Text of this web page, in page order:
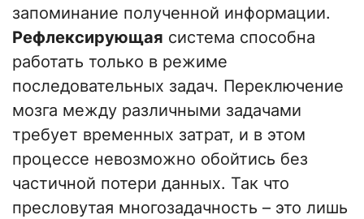
запоминание полученной информации.
Рефлексирующая система способна
работать только в режиме
последовательных задач. Переключение
мозга между различными задачами
требует временных затрат, и в этом
процессе невозможно обойтись без
частичной потери данных. Так что
пресловутая многозадачность – это лишь